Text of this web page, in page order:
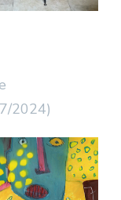
2024)